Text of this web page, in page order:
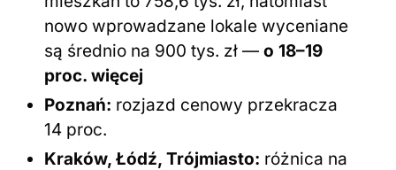
nowo wprowadzane lokale wyceniane
są średnio na 900 tys. zł — o 18–19
proc. więcej
Poznań: rozjazd cenowy przekracza
14 proc.
Kraków, Łódź, Trójmiasto: różnica na